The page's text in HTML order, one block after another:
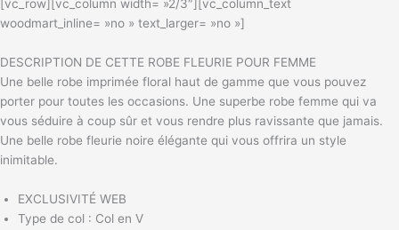
[vc_row][vc_column width= »2/3″][vc_column_text
woodmart_inline= »no » text_larger= »no »]
DESCRIPTION DE CETTE ROBE FLEURIE POUR FEMME
Une belle robe imprimée floral haut de gamme que vous pouvez
porter pour toutes les occasions. Une superbe robe femme qui va
vous séduire à coup sûr et vous rendre plus ravissante que jamais.
Une belle robe fleurie noire élégante qui vous offrira un style
inimitable.
EXCLUSIVITÉ WEB
Type de col : Col en V